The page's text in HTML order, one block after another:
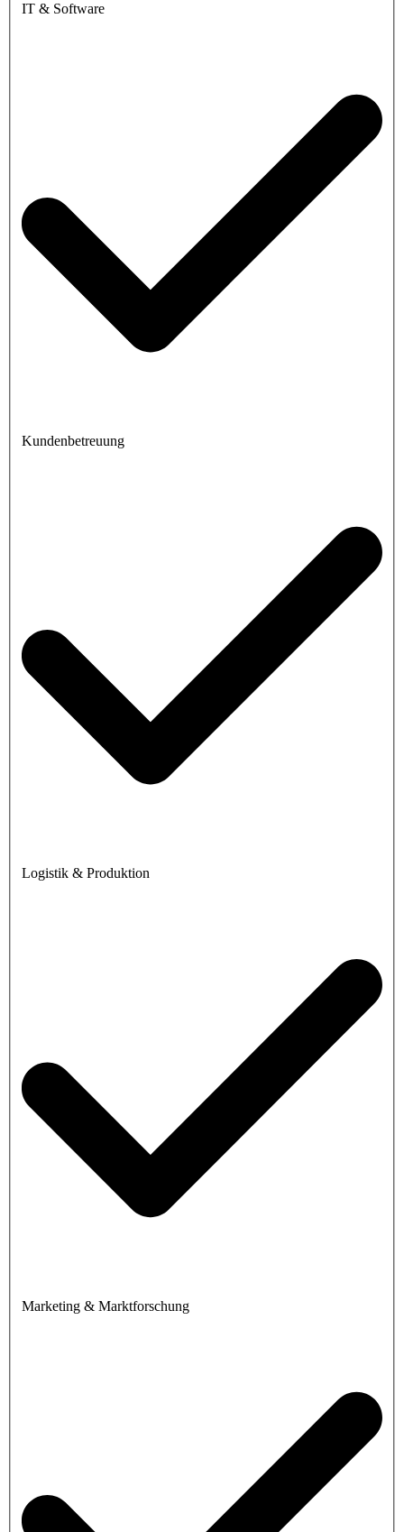
IT & Software
Kundenbetreuung
Logistik & Produktion
Marketing & Marktforschung